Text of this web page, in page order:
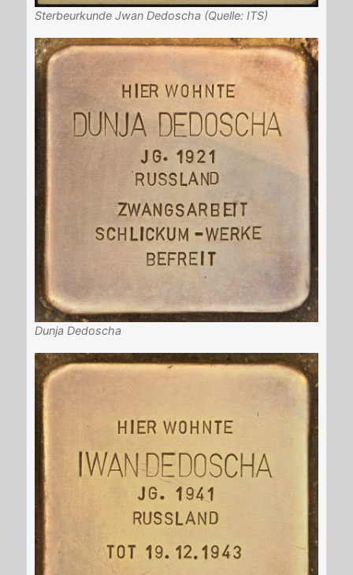
Sterbeurkunde Jwan Dedoscha (Quelle: ITS)
Dunja Dedoscha